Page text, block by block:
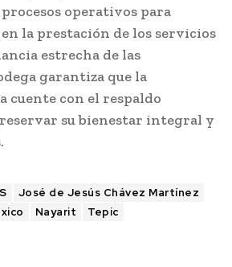
operativos para
la prestación de los servicios
estrecha de las
garantiza que la
cuente con el respaldo
su bienestar integral y
José de Jesús Chávez Martínez
Nayarit Tepic